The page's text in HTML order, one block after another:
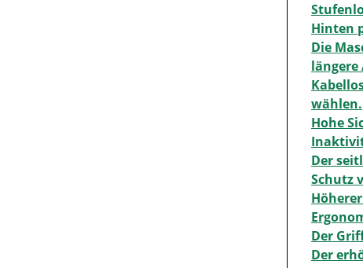
Hinten
Die
längere
wählen.
Hohe
Der
Schutz
Der
Der